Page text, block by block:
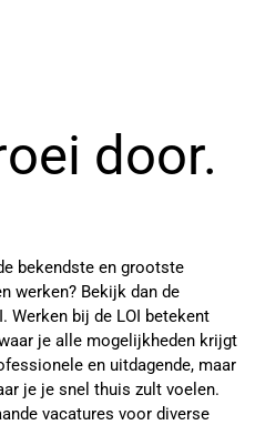
door.
bekendste en grootste
werken? Bekijk dan de
Werken bij de LOI betekent
je alle mogelijkheden krijgt
en uitdagende, maar
je je snel thuis zult voelen.
vacatures voor diverse